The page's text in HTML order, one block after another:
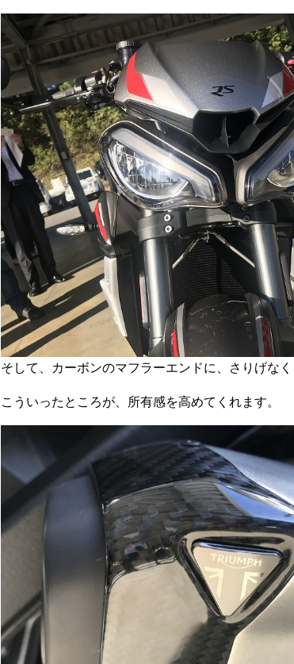
そして、カーボンのマフラーエンドに、さりげなく
こういったところが、所有感を高めてくれます。